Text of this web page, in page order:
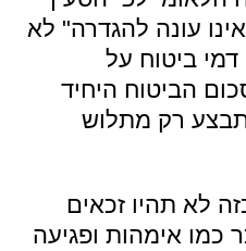
עונה להגדרה" לא
ביטוח על
הביטוח היחיד
רק מתלוש
לא תהיו זכאים
כמו אימהות ופגיעה